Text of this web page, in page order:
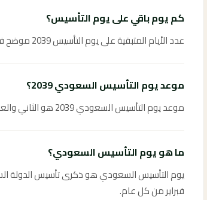
كم يوم باقي على يوم التأسيس؟
عدد الأيام المتبقية على يوم التأسيس 2039 موضح في العداد التنازلي أعلاه ويُحدَّث تلقائياً.
موعد يوم التأسيس السعودي 2039؟
موعد يوم التأسيس السعودي 2039 هو الثاني والعشرون من فبراير 2039.
ما هو يوم التأسيس السعودي؟
فبراير من كل عام.